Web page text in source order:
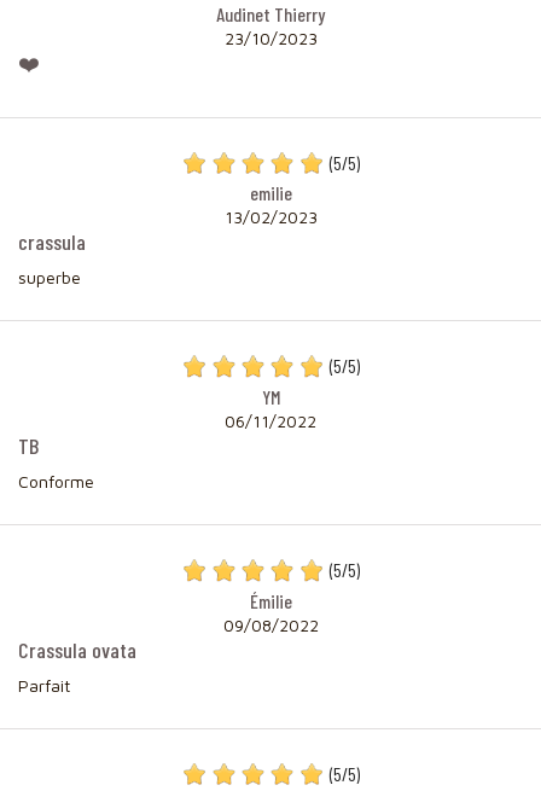
Audinet Thierry
23/10/2023
❤️
(5/5)
emilie
13/02/2023
crassula
superbe
(5/5)
YM
06/11/2022
TB
Conforme
(5/5)
Émilie
09/08/2022
Crassula ovata
Parfait
(5/5)